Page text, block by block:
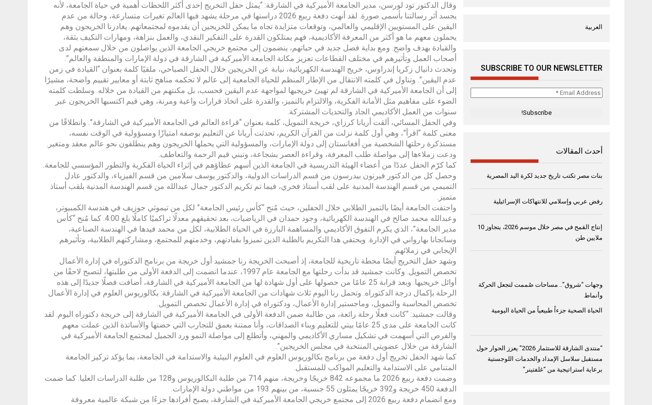
وقال الدكتور تود لورسن، مدير الجامعة الأميركية في الشارقة: “يمثل حفل التخريج إحدى أكثر اللحظات أهمية في حياة الجامعة، لأنه
يجسد أثر رسالتنا بأسمى صورة. لقد أنهت دفعة ربيع 2026 دراستها في مرحلة يشهد فيها العالم تغيرات متسارعة، وحالة من عدم
اليقين على المستويين الإقليمي والعالمي، وتوقعات متزايدة تجاه ما يمكن للخريجين أن يقدموه لمجتمعاتهم. يغادرنا الخريجون وهم
يحملون معهم ما هو أكثر من المعرفة الأكاديمية، فهم يمتلكون القدرة على التفكير النقدي، والعمل بنزاهة، ومهارات التكيف بثقة،
والقيادة بهدف واضح. ومع بداية فصل جديد في حياتهم، ينضمون إلى مجتمع خريجي الجامعة الذين يواصلون من خلال سمعتهم لدى
أصحاب العمل وتأثيرهم في مختلف القطاعات تعزيز مكانة الجامعة الأميركية في الشارقة في دولة الإمارات والمنطقة والعالم”.
وتحدث دانيال زكريا إندراوس، خريج الهندسة الكهربائية، نيابة عن الخريجين خلال الحفل الصباحي، ملقيًا كلمة بعنوان “القيادة في زمن
عدم اليقين”. وتناول في كلمته الانتقال من الإطار المنظم للحياة الجامعية إلى عالم لا تحكمه مناهج ثابتة أو معايير تقييم واضحة، مشيرًا
إلى أن الجامعة الأميركية في الشارقة لم تهيئ خريجيها لمواجهة عدم اليقين فحسب، بل مكنتهم من القيادة من خلاله. وسلطت كلمته
الضوء على مفاهيم مثل الأمانة الفكرية، والالتزام بالتميز، والقدرة على اتخاذ قرارات واعية ومرنة، وهي قيم اكتسبها الخريجون عبر
سنوات من العمل الأكاديمي الجاد والتحديات المشتركة.
وفي الحفل المسائي، ألقت أريانا كرزاي، خريجة التمويل، كلمة بعنوان “قراءة العالم في الجامعة الأميركية في الشارقة”. وانطلاقًا من
معنى كلمة “اقرأ”، وهي أول كلمة نزلت من القرآن الكريم، تحدثت أريانا عن التعليم بوصفه امتيازًا ومسؤولية في الوقت نفسه،
مستذكرة رحلتها الشخصية من أفغانستان إلى دولة الإمارات، والمسؤولية التي يحملها الخريجون وهم ينطلقون نحو عالم معقد ومتغير.
ودعت زملاءها إلى مواصلة طلب المعرفة، وقراءة العصر بشجاعة، وتبني قيم الرحمة والتعاطف.
كما كرّم الحفل عددًا من أعضاء الهيئة التدريسية في الجامعة الذين أسهم عطاؤهم في إثراء الحياة الفكرية والتطور المؤسسي للجامعة.
وحصل كل من الدكتور فيرنون بيدرسون من قسم الدراسات الدولية، والدكتور يوسف سلامين من قسم الفيزياء، والدكتور عادل
التميمي من قسم الهندسة المدنية على لقب أستاذ فخري، فيما تم تكريم الدكتور جمال عبدالله من قسم الهندسة المدنية بلقب أستاذ
متميز.
واحتفت الجامعة أيضًا بالتميز الطلابي خلال الحفلين، حيث مُنح “كأس رئيس الجامعة” لكل من تيموثي جوزيف في هندسة الكمبيوتر،
وعبدالله محمد صالح في الهندسة الكهربائية، وجود حمدان في الرياضيات، بعد تحقيقهم معدلًا تراكميًا كاملًا بلغ 4.00. كما مُنح “كأس
مدير الجامعة”، الذي يكرم التفوق الأكاديمي والمساهمة البارزة في الحياة الطلابية، لكل من محمد فيدها في الهندسة الصناعية،
وسانجانا بهارواني في الإدارة. ويحتفي هذا التكريم بالطلبة الذين تميزوا بقيادتهم، وخدمتهم للمجتمع، ومشاركتهم الطلابية، وتأثيرهم
الإيجابي في زملائهم.
وشهد حفل التخريج أيضًا محطة تاريخية للجامعة، إذ أصبحت الخريجة رنا جمشيد أول خريجة من برنامج الدكتوراه في إدارة الأعمال
تخصص التمويل. وكانت جمشيد قد بدأت رحلتها مع الجامعة عام 1997، عندما انضمت إلى الدفعة الأولى من طلبتها، لتصبح لاحقًا من
أوائل خريجيها. وبعد قرابة 25 عامًا من حصولها على أول شهادة لها من الجامعة الأميركية في الشارقة، أضافت فصلًا جديدًا إلى هذه
الرحلة بإكمال درجة الدكتوراه. وتحمل رنا اليوم ثلاث شهادات من الجامعة الأميركية في الشارقة: بكالوريوس العلوم في إدارة الأعمال
تخصص المحاسبة والتمويل، وماجستير إدارة الأعمال، ودكتوراه في إدارة الأعمال تخصص التمويل.
وقالت جمشيد: “كانت فعلًا رحلة رائعة، من طالبة ضمن الدفعة الأولى في الجامعة الأميركية في الشارقة إلى خريجة دكتوراه اليوم. لقد
كانت الجامعة على مدى 25 عامًا بيتي للتعليم وبناء الصداقات، وأنا ممتنة بعمق للتجارب التي خضتها والأساتذة الذين عملت معهم
والفرص التي أسهمت في تشكيل مساري الأكاديمي والمهني، وأتطلع إلى مواصلة النمو ورد الجميل لمجتمع الجامعة الأميركية في
الشارقة من خلال عضويتي المنتخبة في مجلس الخريجين”.
كما شهد الحفل تخريج أول دفعة من برنامج بكالوريوس العلوم في العلوم البيئية والاستدامة في الجامعة، بما يؤكد تركيز الجامعة
المتنامي على الاستدامة والتعليم المواكب للمستقبل.
وضمت دفعة ربيع 2026 ما مجموعه 842 خريجًا وخريجة، منهم 714 من طلبة البكالوريوس و128 من طلبة الدراسات العليا. كما ضمت
الدفعة 450 خريجة و392 خريجًا يمثلون 55 جنسية، من بينهم 193 من مواطني دولة الإمارات.
ومع انضمام دفعة ربيع 2026 إلى مجتمع خريجي الجامعة الأميركية في الشارقة، يصبح أفرادها جزءًا من شبكة عالمية معروفة
العربية
SUBSCRIBE TO OUR NEWSLETTER
Email
أحدث المقالات
بنات مصر تكتب تاريخ جديد لكرة اليد المصرية
رفض عربي وإسلامي للانتهاكات الإسرائيلية
إنتاج القمح في مصر خلال موسم 2026، يتجاوز 10
ملايين طن
وجهات “شروق”.. مساحات صُممت لتجعل الحركة
وأنماط
الحياة الصحية جزءاً طبيعياً من الحياة اليومية
“منتدى الشارقة للاستثمار 2026” يعزز الحوار حول
مستقبل سلاسل الإمداد والخدمات اللوجستية
برعاية استراتيجية من “غلفتينر”